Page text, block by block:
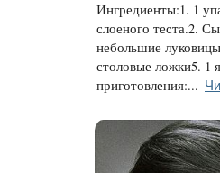
Ингредиенты:1. 1
слоеного теста.2.
небольшие
столовые ложки5. 1
приготовления:...